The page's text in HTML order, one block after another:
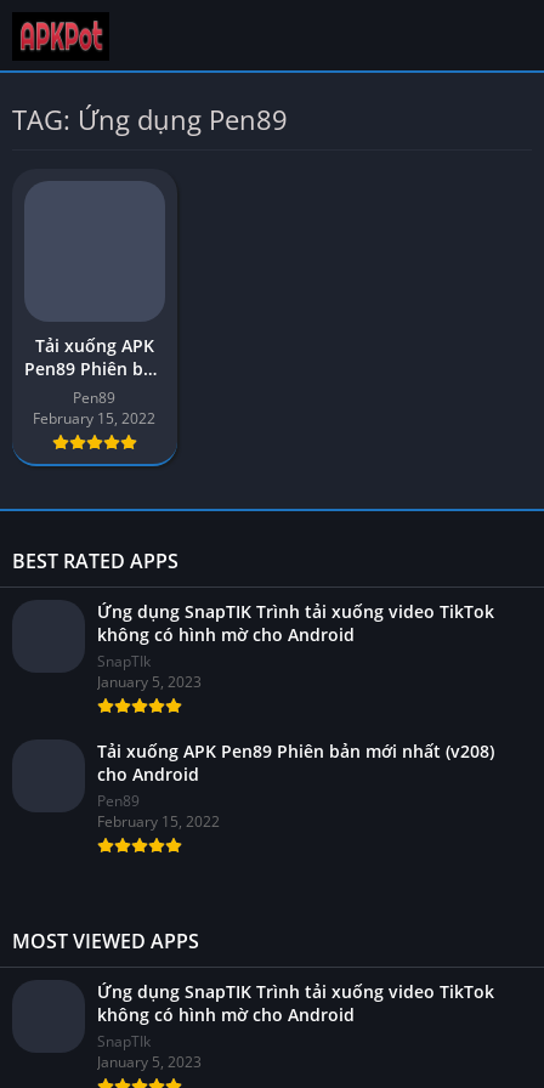
TAG: Ứng dụng Pen89
Tải xuống APK
Pen89 Phiên bản
mới nhất (v208)
cho Android
Pen89
February 15, 2022
BEST RATED APPS
Ứng dụng SnapTIK Trình tải xuống video TikTok
không có hình mờ cho Android
SnapTIk
January 5, 2023
Tải xuống APK Pen89 Phiên bản mới nhất (v208)
cho Android
Pen89
February 15, 2022
MOST VIEWED APPS
Ứng dụng SnapTIK Trình tải xuống video TikTok
không có hình mờ cho Android
SnapTIk
January 5, 2023